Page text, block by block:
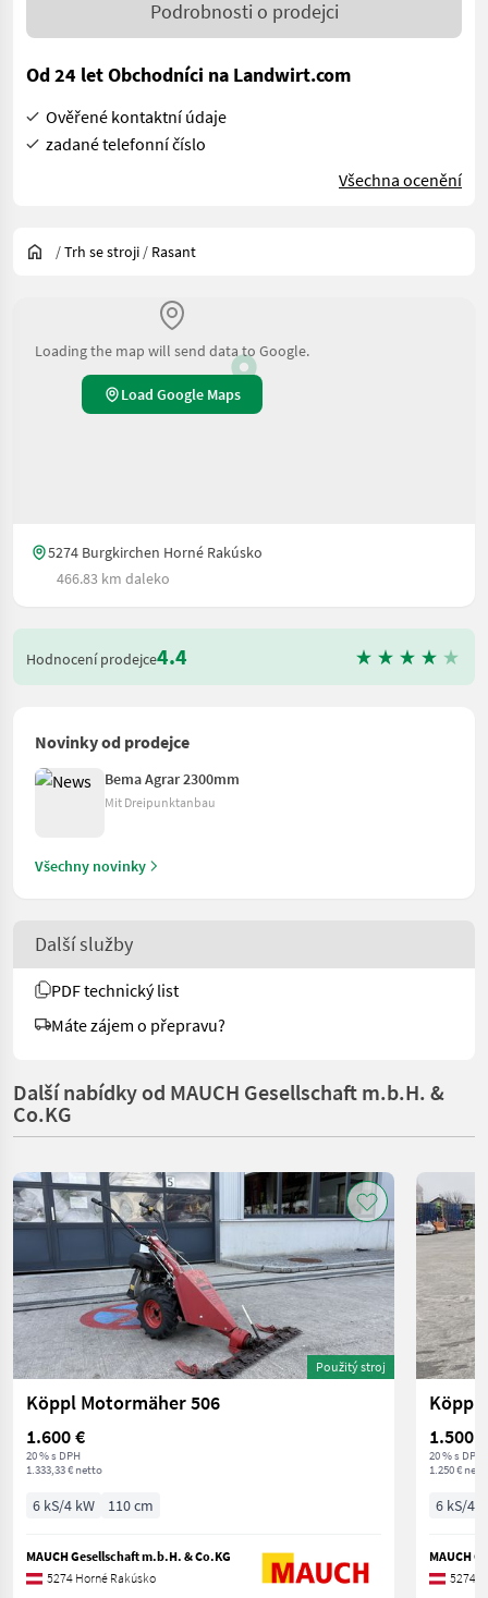
Podrobnosti o prodejci
Od 24 let Obchodníci na Landwirt.com
Ověřené kontaktní údaje
zadané telefonní číslo
Všechna ocenění
/Trh se stroji / Rasant
Loading the map will send data to Google.
Load Google Maps
5274 Burgkirchen Horné Rakúsko
466.83 km daleko
Hodnocení prodejce4.4
Novinky od prodejce
Bema Agrar 2300mm
Mit Dreipunktanbau
Všechny novinky
Další služby
PDF technický list
Máte zájem o přepravu?
Další nabídky od MAUCH Gesellschaft m.b.H. &
Co.KG
Použitý stroj
Köppl Motormäher 506
1.600 €
20 % s DPH
1.333,33 € netto
6 kS/4 kW 110 cm
MAUCH Gesellschaft m.b.H. & Co.KG
5274 Horné Rakúsko
Köppl
1.500 €
20 % s DPH
1.250 €
6 kS/4
MAUCH
5274